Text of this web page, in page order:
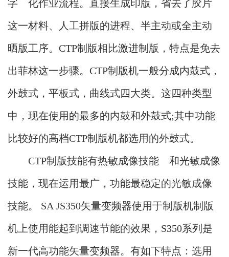
字 化作业流程。直接生成印版，省去了胶片
这一材料、人工拼版的进程、半主动或全主动
晒版工序。CTP制版相比激进制版，特点是免去
出菲林这一步骤。CTP制版机一般分成内鼓式，
外鼓式，平板式，曲线式四大类。这四种类型
中，现在使用的最多的内鼓和外鼓式;其中功能
比较好的高档CTP制版机都选用的外鼓式。
CTP制版技能有热敏成像技能 和光敏成像
技能，现在运用最广，功能最稳定的光敏成像
技能。 SA JS350矢量变频器使用于制版机制版
机上使用能起到调速节能的效果，S350系列是
新一代高功能矢量变频器。有如下特点：选用